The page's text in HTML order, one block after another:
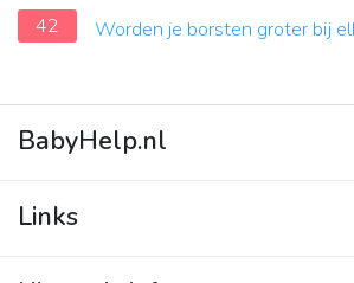
42
Worden je borsten groter bij
BabyHelp.nl
Vraag & Antwoord
Links